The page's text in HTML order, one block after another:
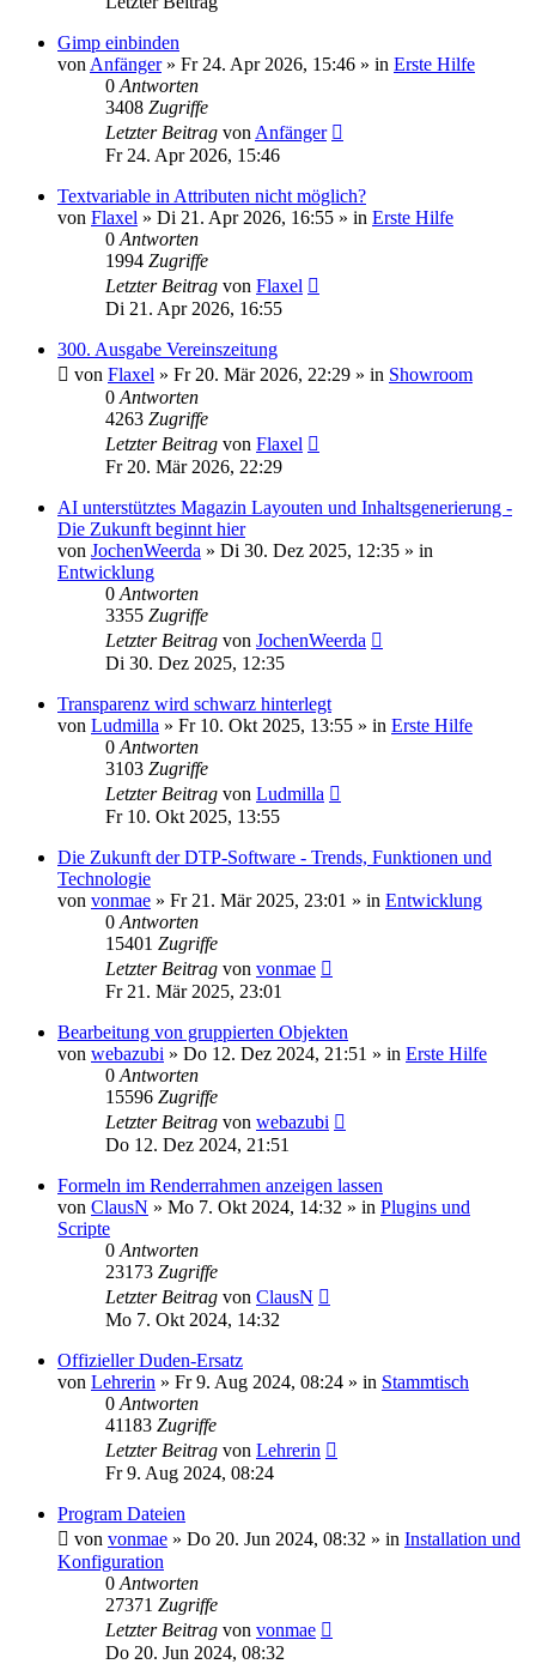
Gimp einbinden
von Anfänger» Fr 24. Apr 2026, 15:46 » in Erste Hilfe
0 Antworten
3408 Zugriffe
Letzter Beitrag von Anfänger
Fr 24. Apr 2026, 15:46
Textvariable in Attributen nicht möglich?
von Flaxel » Di 21. Apr 2026, 16:55 » in Erste Hilfe
0 Antworten
1994 Zugriffe
Letzter Beitrag von Flaxel
Di 21. Apr 2026, 16:55
300. Ausgabe Vereinszeitung
von Flaxel » Fr 20. Mär 2026, 22:29 » in Showroom
0 Antworten
4263 Zugriffe
Letzter Beitrag von Flaxel
Fr 20. Mär 2026, 22:29
AI unterstütztes Magazin Layouten und Inhaltsgenerierung -
Die Zukunft beginnt hier
von JochenWeerda » Di 30. Dez 2025, 12:35 » in
Entwicklung
0 Antworten
3355 Zugriffe
Letzter Beitrag von JochenWeerda
Di 30. Dez 2025, 12:35
Transparenz wird schwarz hinterlegt
von Ludmilla » Fr 10. Okt 2025, 13:55 » in Erste Hilfe
0 Antworten
3103 Zugriffe
Letzter Beitrag von Ludmilla
Fr 10. Okt 2025, 13:55
Die Zukunft der DTP-Software - Trends, Funktionen und
Technologie
von vonmae » Fr 21. Mär 2025, 23:01 » in Entwicklung
0 Antworten
15401 Zugriffe
Letzter Beitrag von vonmae
Fr 21. Mär 2025, 23:01
Bearbeitung von gruppierten Objekten
von webazubi » Do 12. Dez 2024, 21:51 » in Erste Hilfe
0 Antworten
15596 Zugriffe
Letzter Beitrag von webazubi
Do 12. Dez 2024, 21:51
Formeln im Renderrahmen anzeigen lassen
von ClausN » Mo 7. Okt 2024, 14:32 » in Plugins und
Scripte
0 Antworten
23173 Zugriffe
Letzter Beitrag von ClausN
Mo 7. Okt 2024, 14:32
Offizieller Duden-Ersatz
von Lehrerin » Fr 9. Aug 2024, 08:24 » in Stammtisch
0 Antworten
41183 Zugriffe
Letzter Beitrag von Lehrerin
Fr 9. Aug 2024, 08:24
Program Dateien
von vonmae » Do 20. Jun 2024, 08:32 » in Installation und
Konfiguration
0 Antworten
27371 Zugriffe
Letzter Beitrag von vonmae
Do 20. Jun 2024, 08:32